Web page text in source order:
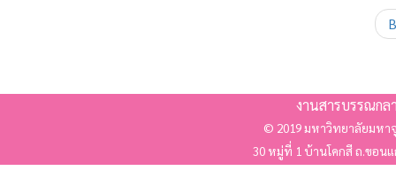
งานสารบรรณก
© 2019 มหาวิทยาลัยมหา
30 หมู่ที่ 1 บ้านโคกสี ถ.ขอน